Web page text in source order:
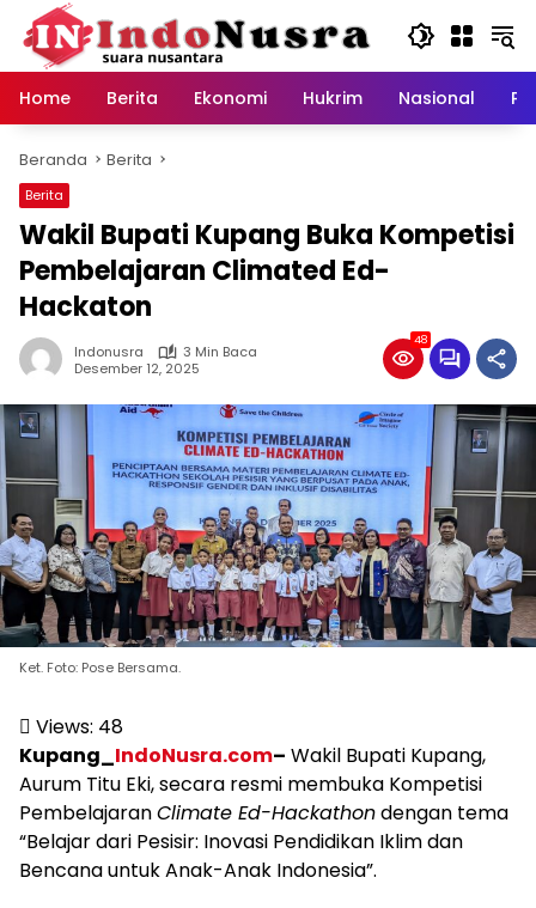
Langsung
konten
Home
Berita Ekonomi Hukrim Nasional
Beranda Berita
Berita
Wakil Bupati Kupang Buka Kompetisi
Pembelajaran Climated Ed-
Hackaton
Indonusra
3 Min Baca
Desember 12, 2025
48
Ket. Foto: Pose Bersama.
Views: 48
Kupang_IndoNusra.com– Wakil Bupati Kupang,
Aurum Titu Eki, secara resmi membuka Kompetisi
PembelajaranClimate Ed-Hackathondengan tema
“Belajar dari Pesisir: Inovasi Pendidikan Iklim dan
Bencana untuk Anak-Anak Indonesia”.